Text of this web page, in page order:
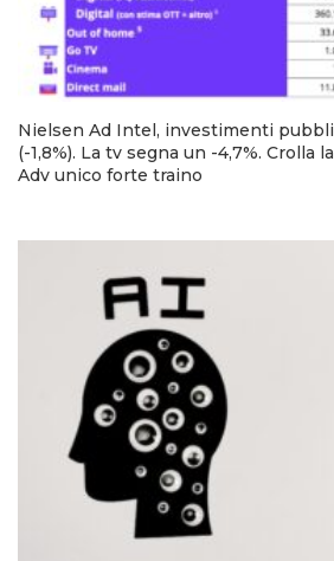
Nielsen Ad Intel, investimenti
(-1,8%). La tv segna un -4,7%. Crolla
Adv unico forte traino